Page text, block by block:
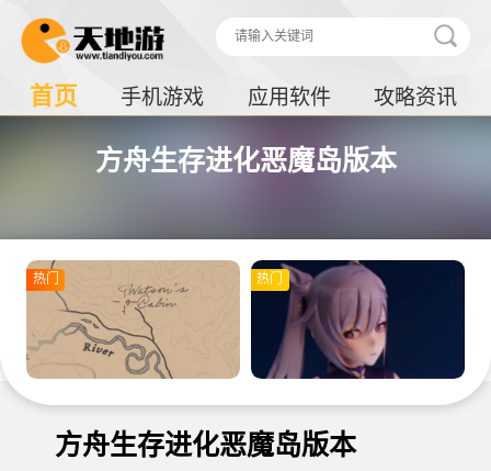
首页 手机游戏 应用软件 攻略资讯
方舟生存进化恶魔岛版本
热门 热门
方舟生存进化恶魔岛版本